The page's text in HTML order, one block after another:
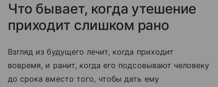
Что бывает, когда утешение
приходит слишком рано
Взгляд из будущего лечит, когда приходит
вовремя, и ранит, когда его подсовывают человеку
до срока вместо того, чтобы дать ему